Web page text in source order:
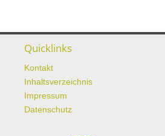
Quicklinks
Kontakt
Inhaltsverzeichnis
Impressum
Datenschutz